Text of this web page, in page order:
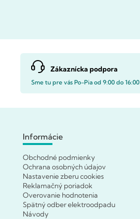
Zákaznícka podpora
Sme tu pre vás Po-Pia od 9:00 do 16:00
Informácie
Obchodné podmienky
Ochrana osobných údajov
Nastavenie zberu cookies
Reklamačný poriadok
Overovanie hodnotenia
Spätný odber elektroodpadu
Návody